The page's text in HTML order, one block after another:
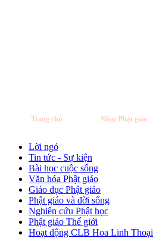
Trang chủ Nhạc Phật giáo
Lời ngỏ
Tin tức - Sự kiện
Bài học cuộc sống
Văn hóa Phật giáo
Giáo dục Phật giáo
Phật giáo và đời sống
Nghiên cứu Phật học
Phật giáo Thế giới
Hoạt động CLB Hoa Linh Thoại